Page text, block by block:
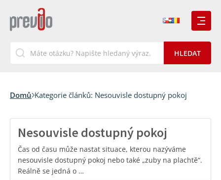
Domů Kategorie článků: Nesouvisle dostupný pokoj
Nesouvisle dostupný pokoj
Čas od času může nastat situace, kterou nazýváme
nesouvisle dostupný pokoj nebo také „zuby na plachtě“.
Reálně se jedná o …